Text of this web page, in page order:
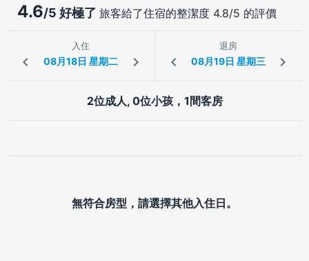
4.6/5 好極了 旅客給了住宿的整潔度 4.8/5 的評價
入住 退房
2位成人, 0位小孩，1間客房
無符合房型，請選擇其他入住日。